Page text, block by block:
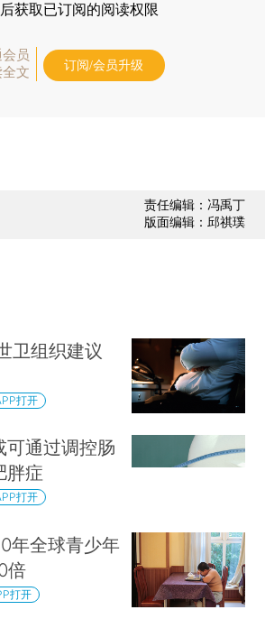
后获取已订阅的阅读权限
员
文
订阅/会员升级
责任编辑：冯禹丁
版面编辑：邱祺璞
卫组织建议
打开
可通过调控肠
胖症
打开
年全球青少年
倍
打开